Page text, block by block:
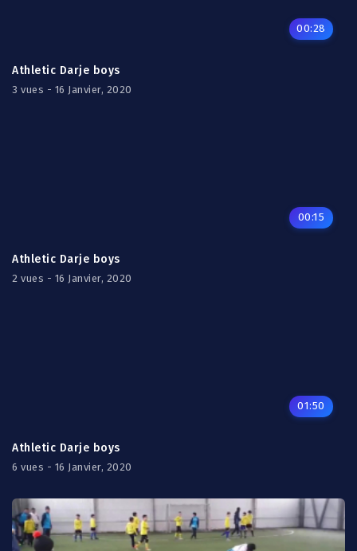
00:28
Athletic Darje boys
3 vues - 16 Janvier, 2020
00:15
Athletic Darje boys
2 vues - 16 Janvier, 2020
01:50
Athletic Darje boys
6 vues - 16 Janvier, 2020